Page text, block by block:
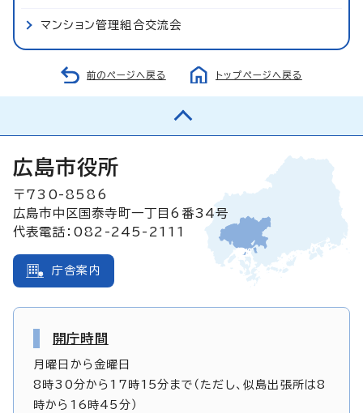
マンション管理組合交流会
前のページへ戻る トップページへ戻る
広島市役所
〒730-8586
広島市中区国泰寺町一丁目6番34号
代表電話：082-245-2111
庁舎案内
開庁時間
月曜日から金曜日
8時30分から17時15分まで（ただし、似島出張所は8
時から16時45分）